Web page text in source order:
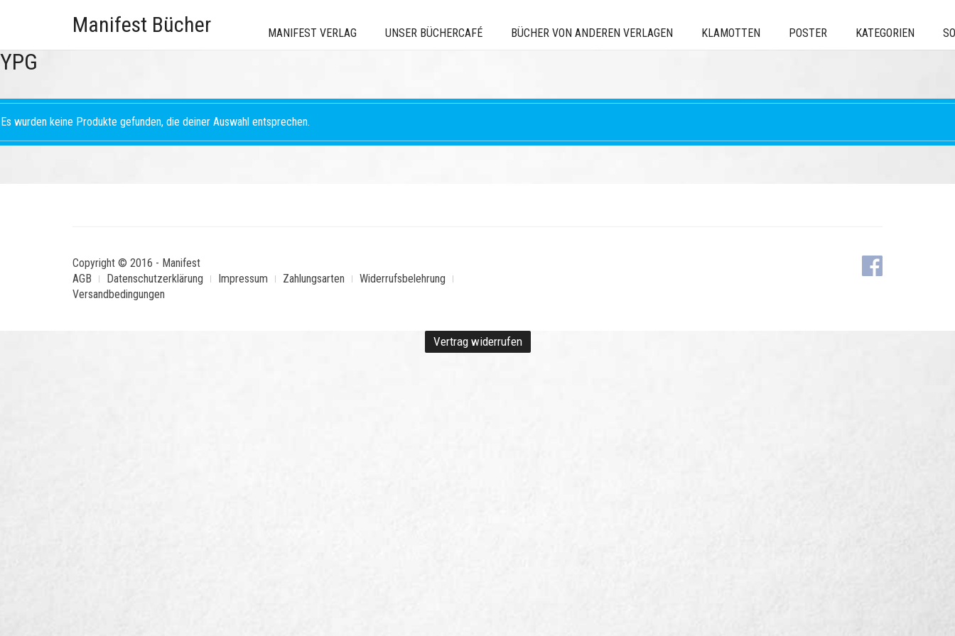
Manifest Bücher MANIFEST VERLAG UNSER BÜCHERCAFÉ BÜCHER VON ANDEREN VERLAGEN KLAMOTTEN POSTER KATEGORIEN
YPG
Es wurden keine Produkte gefunden, die deiner Auswahl entsprechen.
Copyright © 2016 - Manifest
AGB
Datenschutzerklärung Impressum Zahlungsarten
Widerrufsbelehrung
Versandbedingungen
Vertrag widerrufen